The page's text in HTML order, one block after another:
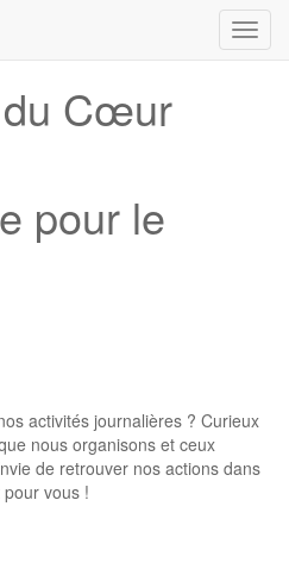
Cœur
pour le
activités journalières ? Curieux
nous organisons et ceux
de retrouver nos actions dans
vous !